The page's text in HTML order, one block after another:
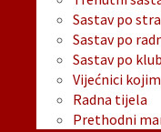
Sastav po
Sastav po
Sastav po
Vijećnici
Radna tijela
Prethodni